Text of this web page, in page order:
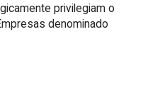
privilegiam o
denominado